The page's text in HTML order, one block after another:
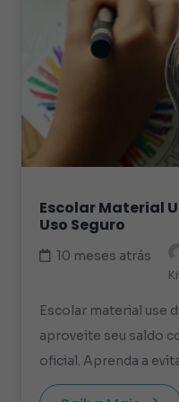
Escolar Material
Uso Seguro
10 meses atrás
Escolar material use
aproveite seu saldo
oficial. Aprenda a